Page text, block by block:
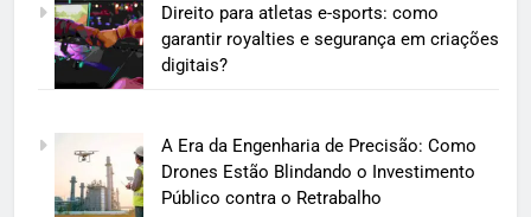
Direito para atletas e-sports: como
garantir royalties e segurança em criações
digitais?
A Era da Engenharia de Precisão: Como
Drones Estão Blindando o Investimento
Público contra o Retrabalho